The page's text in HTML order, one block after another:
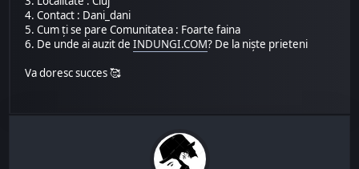
4. Contact : Dani_dani
5. Cum ți se pare Comunitatea : Foarte faina
6. De unde ai auzit deINDUNGI.COM? De la niște prieteni
Va doresc succes 🥰